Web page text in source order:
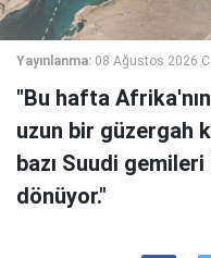
Yayınlanma: 08 Ağustos 2026
"Bu hafta
uzun bir güzergah
bazı Suudi
dönüyor."